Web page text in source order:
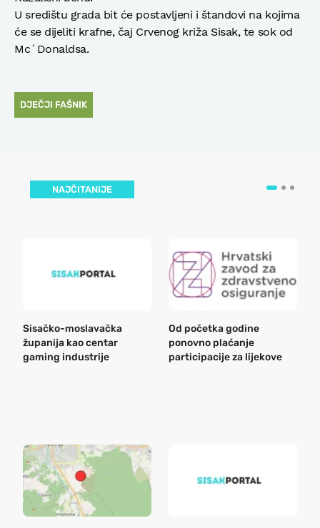
U središtu grada bit će postavljeni i štandovi na kojima
će se dijeliti krafne, čaj Crvenog križa Sisak, te sok od
Mc´Donaldsa.
DJEČJI FAŠNIK
NAJČITANIJE
Sisačko-moslavačka
županija kao centar
gaming industrije
Od početka godine
ponovno plaćanje
participacije za lijekove